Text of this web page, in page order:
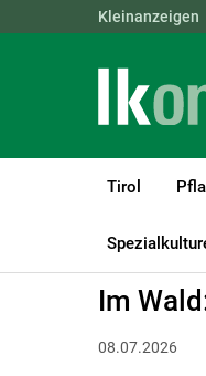
Kleinanzeigen
Tirol
LK Tirol Forst
Im
08.07.2026